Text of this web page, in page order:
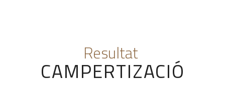
Resultat
CAMPERTIZACIÓ